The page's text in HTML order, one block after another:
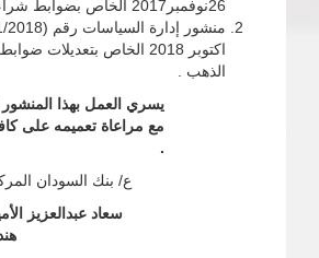
26نوفمبر2017 الخاص بضوابط شراء وتصدير الذهب .
اكتوبر 2018 الخاص بتعديلات
الذهب .
يسري العمل بهذا المنشور
مع مراعاة تعميمه على
.
ع/ بنك السودان
سعاد عبدالعزيز
هند محمد